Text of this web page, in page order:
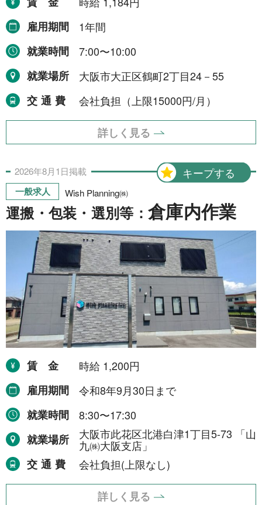
雇用期間
1年間
就業時間
7:00〜10:00
就業場所
大阪市大正区鶴町2丁目24－55
交通費
会社負担（上限15000円/月）
詳しく見る
キープする
2026年8月1日掲載
一般求人 Wish Planning㈱
運搬・包装・選別等： 倉庫内作業
賃金
時給 1,200円
雇用期間
令和8年9月30日まで
就業時間
8:30〜17:30
就業場所
大阪市此花区北港白津1丁目5-73 「山
九㈱大阪支店」
交通費
会社負担(上限なし)
詳しく見る